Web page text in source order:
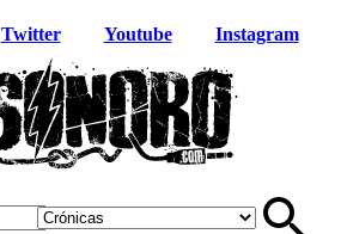
Twitter Youtube Instagram